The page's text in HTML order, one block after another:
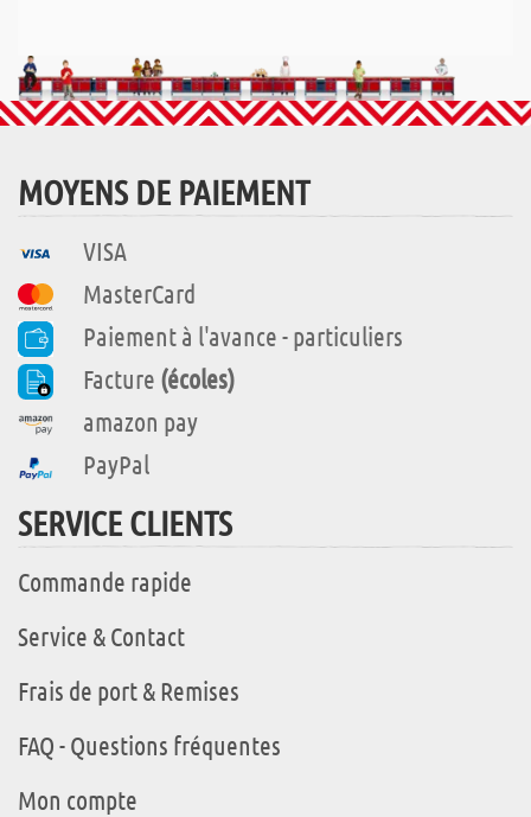
MOYENS DE PAIEMENT
VISA
MasterCard
Paiement à l'avance - particuliers
Facture (écoles)
amazon pay
PayPal
SERVICE CLIENTS
Commande rapide
Service & Contact
Frais de port & Remises
FAQ - Questions fréquentes
Mon compte